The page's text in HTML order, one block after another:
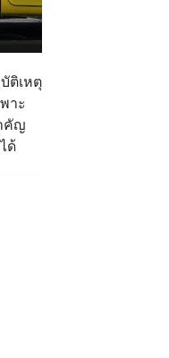
ติเหตุ
าะ
คัญ
ด้